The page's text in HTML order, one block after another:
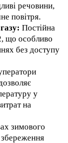
речовини,
повітря.
Постійна
що особливо
без доступу
у
на
зимового